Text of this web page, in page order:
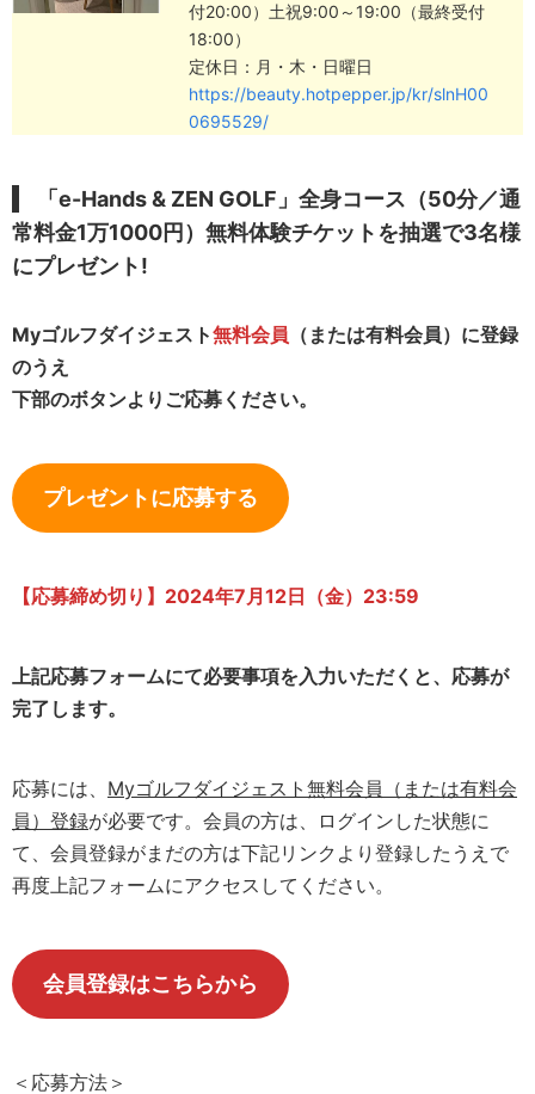
付20:00）土祝9:00～19:00（最終受付
18:00）
定休日：月・木・日曜日
https://beauty.hotpepper.jp/kr/slnH00
0695529/
「e-Hands & ZEN GOLF」全身コース（50分／通
常料金1万1000円）無料体験チケットを抽選で3名様
にプレゼント!
Myゴルフダイジェスト無料会員 （または有料会員）に登録
のうえ
下部のボタンよりご応募ください。
プレゼントに応募する
【応募締め切り】2024年7月 12日（金）23:59
上記応募フォームにて必要事項を入力いただくと、応募が
完了します。
応募には、 Myゴルフダイジェスト無料会員（または有料会
員）登録が必要です。会員の方は、ログインした状態に
て、会員登録がまだの方は下記リンクより登録したうえで
再度上記フォームにアクセスしてください。
会員登録はこちらから
＜応募方法＞